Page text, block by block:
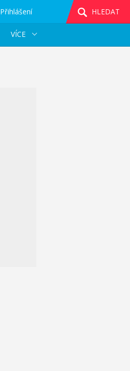
Přihlášení
HLEDAT
VÍCE